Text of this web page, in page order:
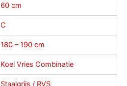
60 cm
C
180 – 190 cm
Koel Vries Combinatie
Staalgrijs / RVS